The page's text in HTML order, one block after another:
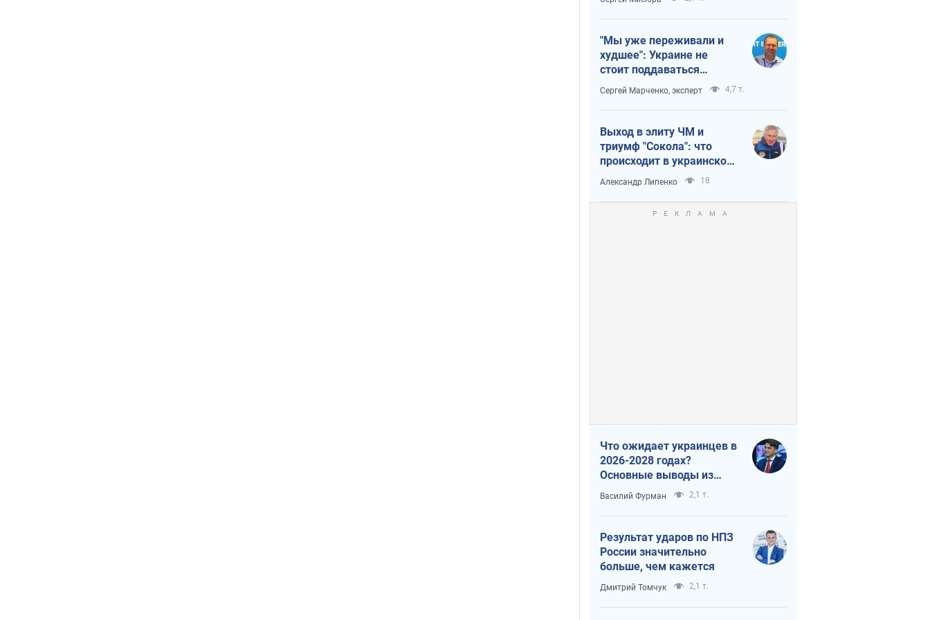
"Мы уже переживали и
худшее": Украине не
стоит поддаваться
отчаянию из-за
ракетного террора
Сергей Марченко, эксперт 4,7 т.
Выход в элиту ЧМ и
триумф "Сокола": что
происходит в украинском
хоккее
Александр Липенко 18
Что ожидает украинцев в
2026-2028 годах?
Основные выводы из
новых прогнозов от НБУ
Василий Фурман 2,1 т.
Результат ударов по НПЗ
России значительно
больше, чем кажется
Дмитрий Томчук 2,1 т.